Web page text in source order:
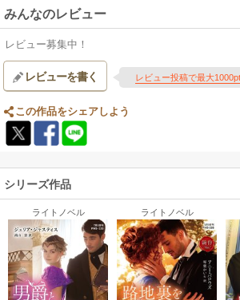
みんなのレビュー
レビュー募集中！
レビューを書く レビュー投稿で最大
この作品をシェアしよう
シリーズ作品
ライトノベル ライトノベル